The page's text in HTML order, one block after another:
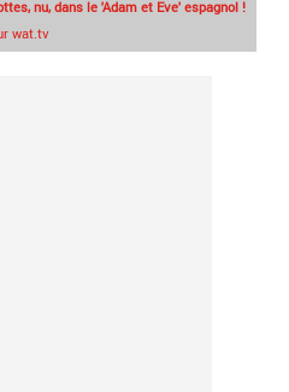
nu, dans le 'Adam et Eve' espagnol !
wat.tv